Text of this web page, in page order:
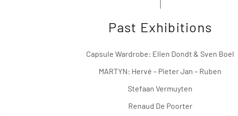
Past Exhibitions
Capsule Wardrobe: Ellen Dondt & Sven Boel
MARTYN: Hervé – Pieter Jan – Ruben
Stefaan Vermuyten
Renaud De Poorter